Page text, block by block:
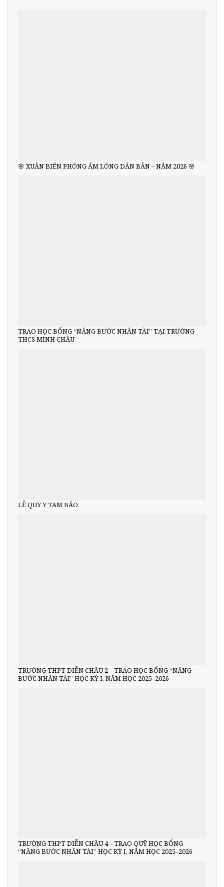
🌸 XUÂN BIÊN PHÒNG ẤM LÒNG DÂN BẢN – NĂM 2026 🌸
TRAO HỌC BỔNG “NÂNG BƯỚC NHÂN TÀI” TẠI TRƯỜNG
THCS MINH CHÂU
LỄ QUY Y TAM BẢO
TRƯỜNG THPT DIỄN CHÂU 2 – TRAO HỌC BỔNG “NÂNG
BƯỚC NHÂN TÀI” HỌC KỲ I, NĂM HỌC 2025–2026
TRƯỜNG THPT DIỄN CHÂU 4 – TRAO QUỸ HỌC BỔNG
“NÂNG BƯỚC NHÂN TÀI” HỌC KỲ I, NĂM HỌC 2025–2026